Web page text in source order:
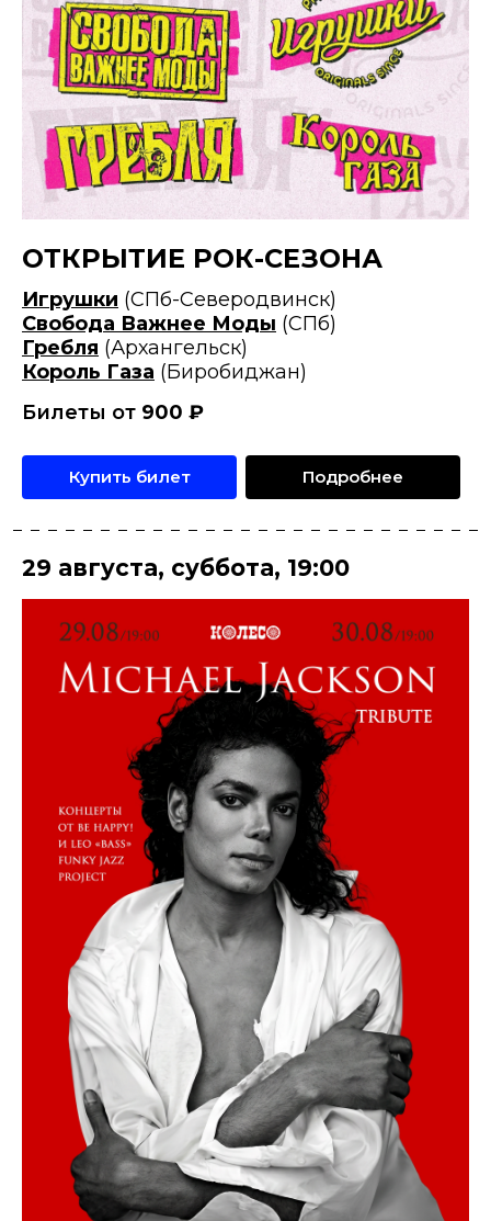
ОТКРЫТИЕ РОК-СЕЗОНА
Игрушки (СПб-Северодвинск)
Свобода Важнее Моды (СПб)
Гребля (Архангельск)
Король Газа (Биробиджан)
Билеты от 900 ₽
Купить билет Подробнее
29 августа, суббота, 19:00